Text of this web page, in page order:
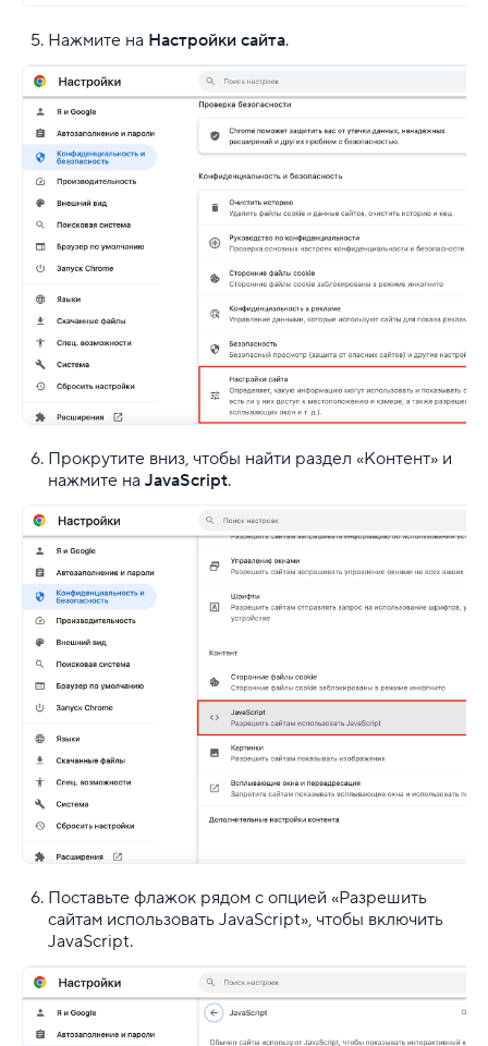
Нажмите на Настройки сайта.
Прокрутите вниз, чтобы найти раздел «Контент» и
нажмите на JavaScript.
Поставьте флажок рядом с опцией «Разрешить
сайтам использовать JavaScript», чтобы включить
JavaScript.